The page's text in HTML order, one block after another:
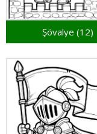
Şövalye (12)